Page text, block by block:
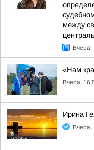
между
Вчера,
«Нам
Вчера,
Ирина
Вчера,